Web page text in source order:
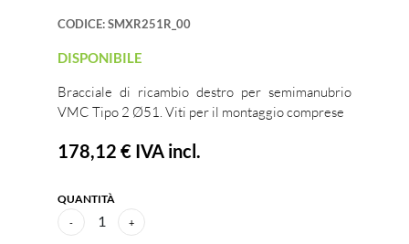
CODICE:SMXR251R_00
DISPONIBILE
Bracciale di ricambio destro per semimanubrio
VMC Tipo 2 Ø51. Viti per il montaggio comprese
178,12 € IVA incl.
QUANTITÀ
- 1 +